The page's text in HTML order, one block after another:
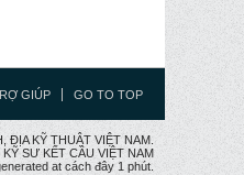
GIÚP GO TO TOP
ĐỊA KỸ THUẬT VIỆT NAM.
SƯ KẾT CÂU VIỆT NAM
at cách đây 1 phút.